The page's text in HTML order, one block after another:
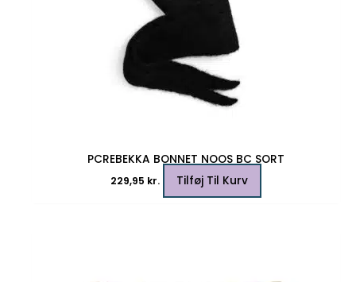
PCREBEKKA BONNET NOOS BC SORT
229,95 kr. Tilføj Til Kurv